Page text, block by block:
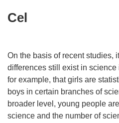
Cel
On the basis of recent studies,
differences still exist in
for example, that girls are
boys in certain branches of
broader level, young people
science and the number of